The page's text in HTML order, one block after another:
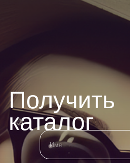
Получить
каталог